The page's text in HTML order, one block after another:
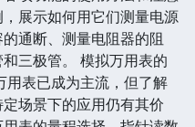
展示如何用它们测量电源
通断、测量电阻器的阻
三极管。 模拟万用表的
用表已成为主流，但了解
场景下的应用仍有其价